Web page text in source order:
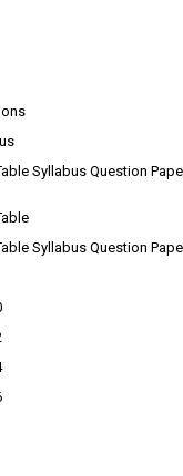
Syllabus Question
Syllabus Question